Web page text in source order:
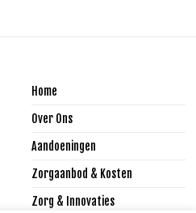
Home
Over Ons
Aandoeningen
Zorgaanbod & Kosten
Zorg & Innovaties